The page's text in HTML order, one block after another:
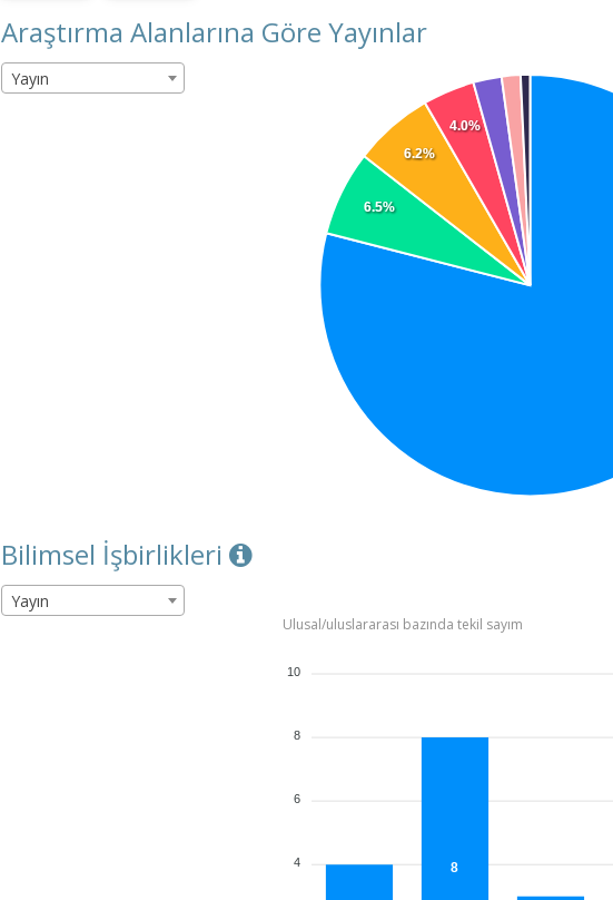
Araştırma Alanlarına Göre Yayınlar
Yayın
6.5%
6.2%
4.0%
Bilimsel İşbirlikleri
Yayın
Ulusal/uluslararası bazında tekil sayım
8
10
8
6
4